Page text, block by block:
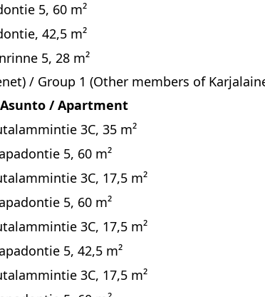
5, 60 m²
42,5 m²
5, 28 m²
/ Group 1 (Other members of
Asunto / Apartment
3C, 35 m²
5, 60 m²
3C, 17,5 m²
5, 60 m²
3C, 17,5 m²
5, 42,5 m²
3C, 17,5 m²